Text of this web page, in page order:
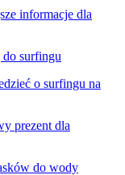
informacje dla
surfingu
o surfingu na
prezent dla
do wody